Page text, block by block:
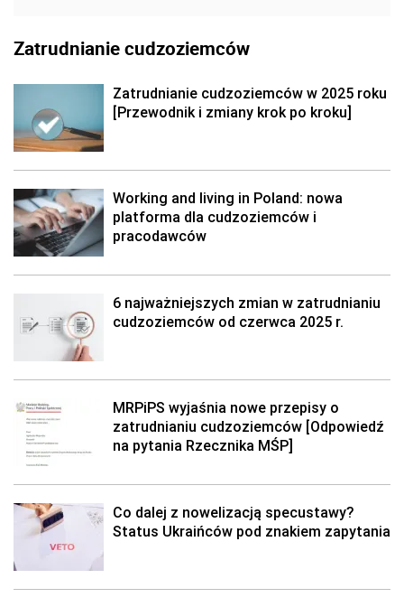
Zatrudnianie cudzoziemców
Zatrudnianie cudzoziemców w 2025 roku
[Przewodnik i zmiany krok po kroku]
Working and living in Poland: nowa
platforma dla cudzoziemców i
pracodawców
6 najważniejszych zmian w zatrudnianiu
cudzoziemców od czerwca 2025 r.
MRPiPS wyjaśnia nowe przepisy o
zatrudnianiu cudzoziemców [Odpowiedź
na pytania Rzecznika MŚP]
Co dalej z nowelizacją specustawy?
Status Ukraińców pod znakiem zapytania